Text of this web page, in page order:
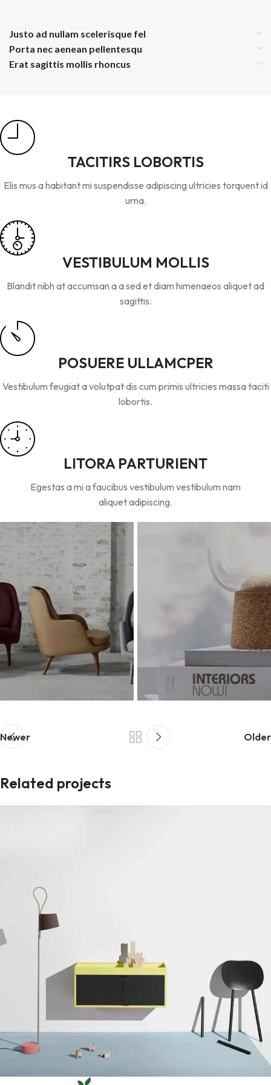
Justo ad nullam scelerisque fel
Porta nec aenean pellentesqu
Erat sagittis mollis rhoncus
TACITIRS LOBORTIS
Elis mus a habitant mi suspendisse adipiscing ultricies torquent id
urna.
VESTIBULUM MOLLIS
Blandit nibh at accumsan a a sed et diam himenaeos aliquet ad
sagittis.
POSUERE ULLAMCPER
Vestibulum feugiat a volutpat dis cum primis ultricies massa taciti
lobortis.
LITORA PARTURIENT
Egestas a mi a faucibus vestibulum vestibulum nam
aliquet adipiscing.
Newer Older
Related projects